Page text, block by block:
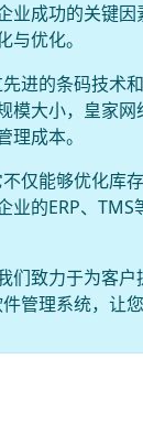
成功的关键
优化。
进的条码技术
大小，皇家
成本。
仅能够优化库
的ERP、
致力于为客
管理系统，让